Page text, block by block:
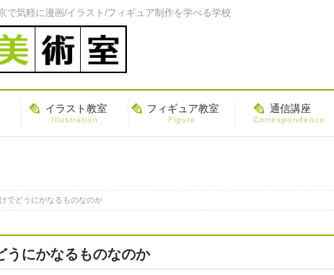
気軽に漫画/イラスト/フィギュア制作を学べる学校
イラスト教室
Illustration
フィギュア教室
Figure
通信講座
Correspondence
でどうにかなるものなのか
うにかなるものなのか